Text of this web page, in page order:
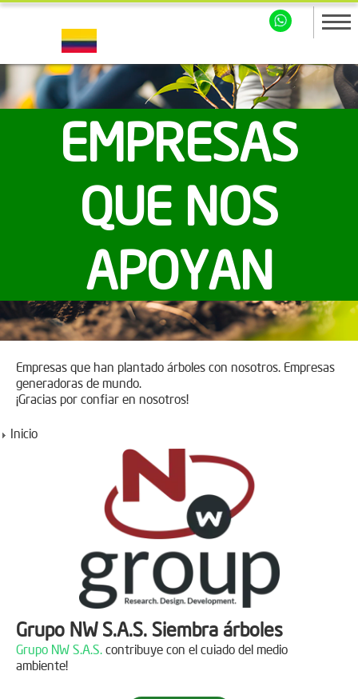
EMPRESAS
QUE NOS
APOYAN
Empresas que han plantado árboles con nosotros. Empresas
generadoras de mundo.
¡Gracias por confiar en nosotros!
Inicio
Grupo NW S.A.S. Siembra árboles
Grupo NW S.A.S. contribuye con el cuiado del medio
ambiente!